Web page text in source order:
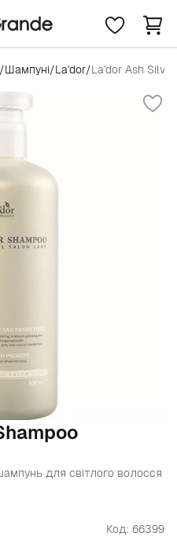
/Шампуні/La'dor/La'dor Ash
для світлого волосся
Код: 66399